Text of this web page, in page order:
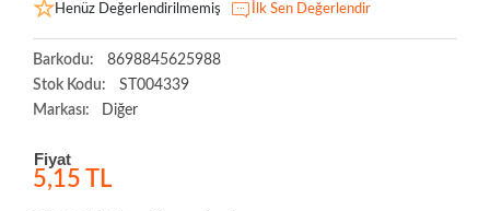
Henüz Değerlendirilmemiş İlk Sen Değerlendir
Barkodu:
8698845625988
Stok Kodu:
ST004339
Markası:
Diğer
Fiyat
5,15 TL